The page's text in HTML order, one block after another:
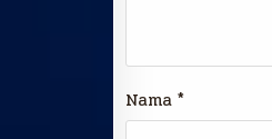
Nama *